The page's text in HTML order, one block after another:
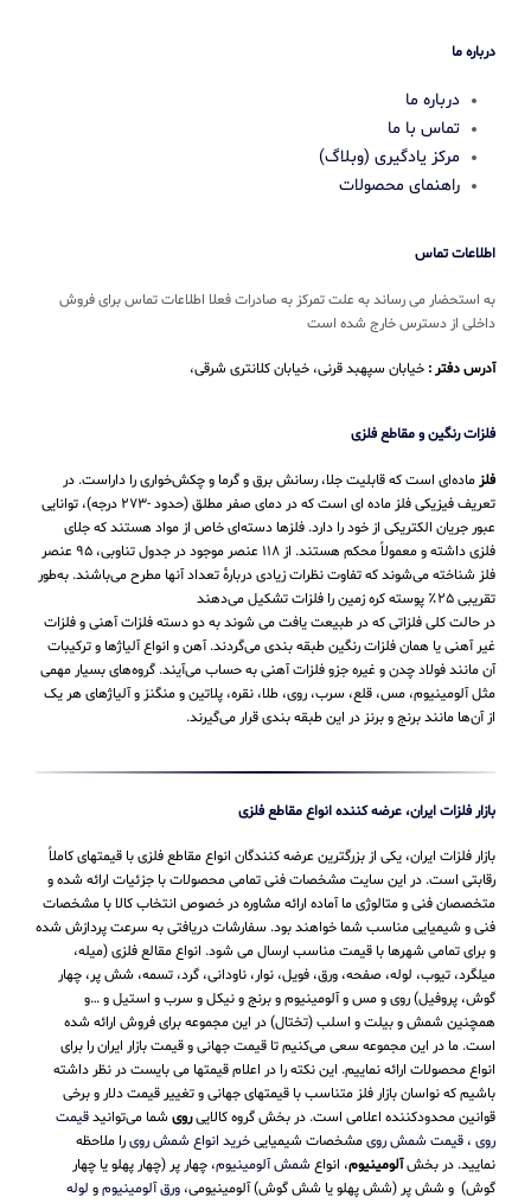
درباره ما
درباره ما
تماس با ما
مرکز یادگیری (وبلاگ)
راهنمای محصولات
اطلاعات تماس
به استحضار می رساند به علت تمرکز به صادرات فعلا اطلاعات تماس برای فروش
داخلی از دسترس خارج شده است
آدرس دفتر : خیابان سپهبد قرنی، خیابان کلانتری شرقی،
فلزات رنگین و مقاطع فلزی
فلز ماده‌ای است که قابلیت جلا، رسانش برق و گرما و چکش‌خواری را داراست. در
تعریف فیزیکی فلز ماده ای است که در دمای صفر مطلق (حدود -۲۷۳ درجه)، توانایی
عبور جریان الکتریکی از خود را دارد. فلزها دسته‌ای خاص از مواد هستند که جلای
فلزی داشته و معمولاً محکم هستند. از ۱۱۸ عنصر موجود در جدول تناوبی، ۹۵ عنصر
فلز شناخته می‌شوند که تفاوت نظرات زیادی دربارهٔ تعداد آنها مطرح می‌باشند. به‌طور
تقریبی ۲۵٪ پوسته کره زمین را فلزات تشکیل می‌دهند
در حالت کلی فلزاتی که در طبیعت یافت می شوند به دو دسته فلزات آهنی و فلزات
غیر آهنی یا همان فلزات رنگین طبقه بندی می‌گردند. آهن و انواع آلیاژها و ترکیبات
آن مانند فولاد چدن و غیره جزو فلزات آهنی به حساب می‌‌آیند. گروه‌های بسیار مهمی
مثل آلومینیوم، مس، قلع، سرب، روی، طلا، نقره، پلاتین و منگنز و آلیاژهای هر یک
از آن‌ها مانند برنج و برنز در این طبقه‌ بندی قرار می‌‌گیرند.
بازار فلزات ایران، عرضه کننده انواع مقاطع فلزی
بازار فلزات ایران، یکی از بزرگترین عرضه کنندگان انواع مقاطع فلزی با قیمتهای کاملاً
رقابتی است. در این سایت مشخصات فنی تمامی محصولات با جزئیات ارائه شده و
متخصصان فنی و متالوژی ما آماده ارائه مشاوره در خصوص انتخاب کالا با مشخصات
فنی و شیمیایی مناسب شما خواهند بود. سفارشات دریافتی به سرعت پردازش شده
و برای تمامی شهرها با قیمت مناسب ارسال می شود. انواع مقالع فلزی (میله،
میلگرد، تیوب، لوله، صفحه، ورق، فویل، نوار، ناودانی، گرد، تسمه، شش پر، چهار
گوش، پروفیل) روی و مس و آلومینیوم و برنج و نیکل و سرب و استیل و …و
همچنین شمش و بیلت و اسلب (تختال) در این مجموعه برای فروش ارائه شده
است. ما در این مجموعه سعی می‌کنیم تا قیمت جهانی و قیمت بازار ایران را برای
انواع محصولات ارائه نماییم. این نکته را در اعلام قیمتها می بایست در نظر داشته
باشیم که نواسان بازار فلز متناسب با قیمتهای جهانی و تغییر قیمت دلار و برخی
قوانین محدودکننده اعلامی است. در بخش گروه کالاییروی شما می‌توانیدقیمت
روی ، قیمت شمش رویمشخصات شیمیاییخرید انواع شمش رویرا ملاحظه
نمایید. در بخشآلومینیوم، انواع شمش آلومینیوم، چهار پر (چهار پهلو یا چهار
گوش) و شش پر (شش پهلو یا شش گوش) آلومینیومی، ورق آلومینیومو لوله